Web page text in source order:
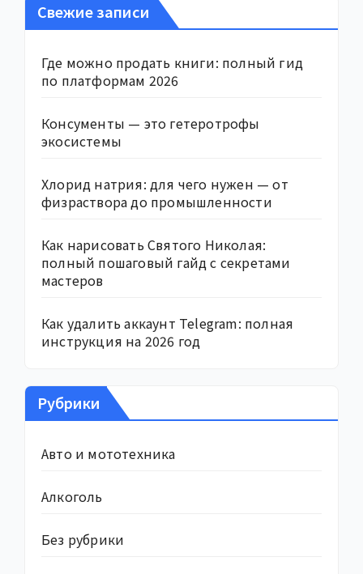
Свежие записи
Где можно продать книги: полный гид
по платформам 2026
Консументы — это гетеротрофы
экосистемы
Хлорид натрия: для чего нужен — от
физраствора до промышленности
Как нарисовать Святого Николая:
полный пошаговый гайд с секретами
мастеров
Как удалить аккаунт Telegram: полная
инструкция на 2026 год
Рубрики
Авто и мототехника
Алкоголь
Без рубрики